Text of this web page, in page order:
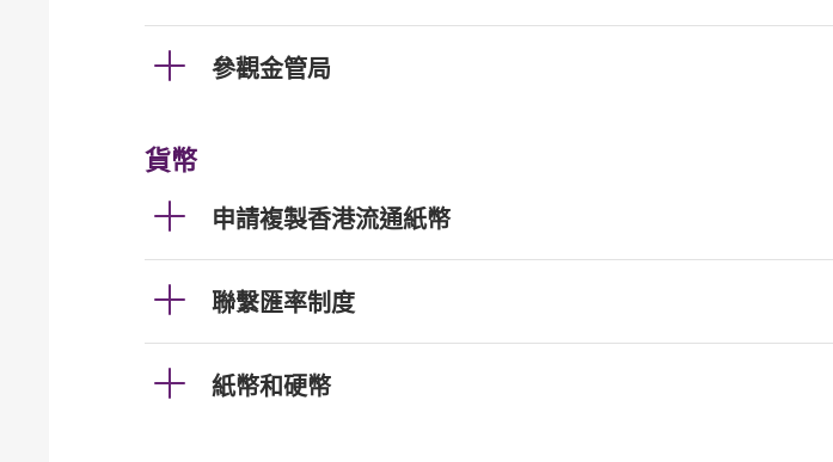
參觀金管局
貨幣
申請複製香港流通紙幣
聯繫匯率制度
紙幣和硬幣